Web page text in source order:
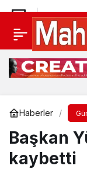
Haberler
Başkan
kaybetti
Yorum Yap